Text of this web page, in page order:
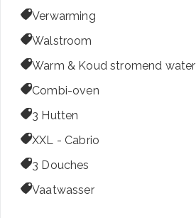
Verwarming
Walstroom
Warm & Koud stromend water
Combi-oven
3 Hutten
XXL - Cabrio
3 Douches
Vaatwasser